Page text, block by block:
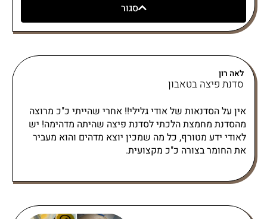
סגור
לאה רון
סדנת פיצה בטאבון
אין על הסדנאות של אודי גלילי!! אחרי שהייתי כ"כ מרוצה
מהסדנת מחמצת הלכתי לסדנת פיצה שהיתה מדהימה! יש
לאודי ידע מטורף, כל מה שמכין יוצא מדהים והוא מעביר
את החומר בצורה כ"כ מקצועית.